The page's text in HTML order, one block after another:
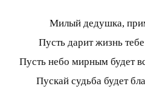
Милый дедушка,
Пусть дарит жизнь
Пусть небо мирным будет
Пускай судьба будет